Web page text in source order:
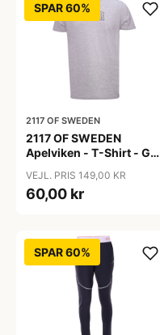
SPAR 60%
2117 OF SWEDEN
2117 OF SWEDEN
Apelviken - T-Shirt - Grå
VEJL. PRIS 149,00 KR
60,00 kr
SPAR 60%